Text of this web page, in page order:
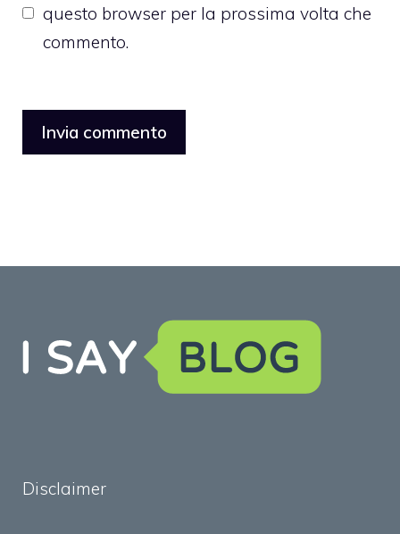
questo browser per la prossima volta che
commento.
Disclaimer